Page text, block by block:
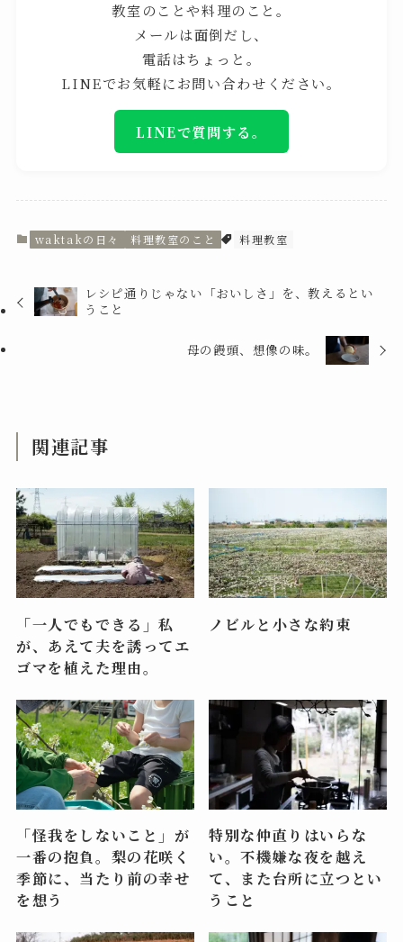
教室のことや料理のこと。
メールは面倒だし、
電話はちょっと。
LINEでお気軽にお問い合わせください。
LINEで質問する。
waktakの日々 料理教室のこと 料理教室
レシピ通りじゃない「おいしさ」を、教えるとい
うこと
母の饅頭、想像の味。
関連記事
「一人でもできる」私
が、あえて夫を誘ってエ
ゴマを植えた理由。
ノビルと小さな約束
「怪我をしないこと」が
一番の抱負。梨の花咲く
季節に、当たり前の幸せ
を想う
特別な仲直りはいらな
い。不機嫌な夜を越え
て、また台所に立つとい
うこと